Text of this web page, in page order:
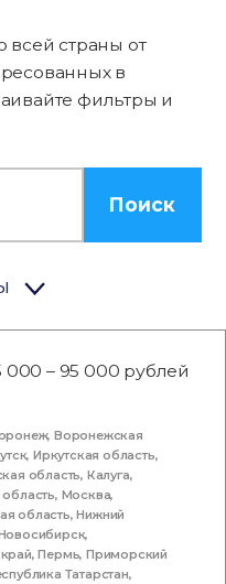
всей страны от
в
фильтры и
Поиск
000 – 95 000 рублей
,Воронежская
,Иркутская область,
область, Калуга,
, Москва,
область,Нижний
,
,Пермь,Приморский
Татарстан,